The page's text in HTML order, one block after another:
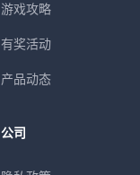
游戏攻略
有奖活动
产品动态
公司